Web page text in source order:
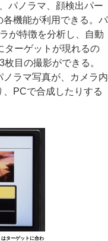
パノラマ、顔検出パー
機能が利用できる。パ
が特徴を分析し、自動
ターゲットが現れるの
目の撮影ができる。
ラマ写真が、カメラ内
PCで合成したりする
ターゲットに合わ